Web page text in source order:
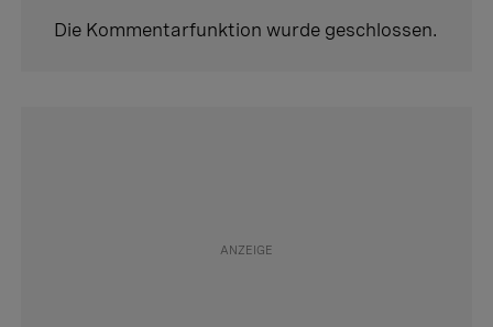
Die Kommentarfunktion wurde geschlossen.